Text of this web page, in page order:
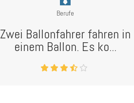
Berufe
Zwei Ballonfahrer fahren in
einem Ballon. Es ko...